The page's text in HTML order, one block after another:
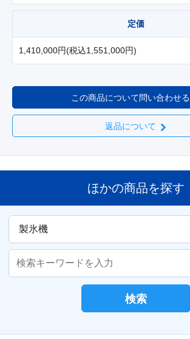
定価
1,410,000円(税込1,551,000円)
この商品について問い合わせる
返品について
ほかの商品を探す
検索